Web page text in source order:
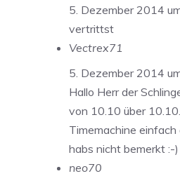
5. Dezember 2014
vertrittst
Vectrex71
5. Dezember 2014
Hallo Herr der
von 10.10 über
Timemachine
habs nicht bemerkt :-
neo70